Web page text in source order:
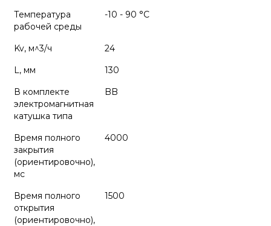
Температура
рабочей среды
-10 - 90 °C
Kv, м^3/ч
24
L, мм
130
В комплекте
электромагнитная
катушка типа
BB
Время полного
закрытия
(ориентировочно),
мс
4000
Время полного
открытия
(ориентировочно),
1500